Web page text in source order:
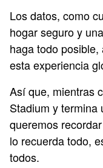
Los datos, como
hogar seguro y
haga todo
esta experiencia
Así que, mientras
Stadium y termina
queremos
lo recuerda todo,
todos.